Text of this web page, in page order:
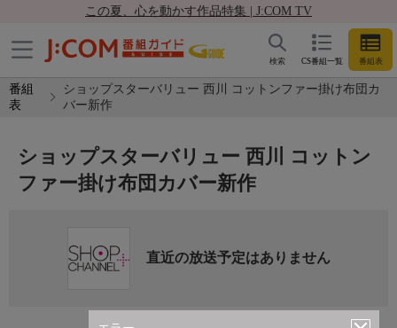
この夏、心を動かす作品特集 | J:COM TV
CS番組一覧 番組表
検索
番組
表
ショップスターバリュー 西川 コットンファー掛け布団カ
バー新作
ショップスターバリュー 西川 コットン
ファー掛け布団カバー新作
直近の放送予定はありません